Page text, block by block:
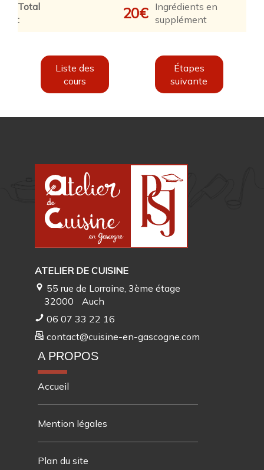
Total
:
20€
Ingrédients en
supplément
Liste des
cours
Étapes
suivante
ATELIER DE CUISINE
55 rue de Lorraine, 3ème étage
32000
Auch
06 07 33 22 16
contact@cuisine-en-gascogne.com
A PROPOS
Accueil
Mention légales
Plan du site